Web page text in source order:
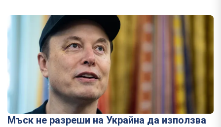
Мъск не разреши на Украйна да използва